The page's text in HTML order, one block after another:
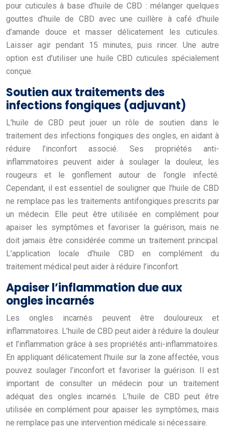
pour cuticules à base d’huile de CBD : mélanger quelques
gouttes d’huile de CBD avec une cuillère à café d’huile
d’amande douce et masser délicatement les cuticules.
Laisser agir pendant 15 minutes, puis rincer. Une autre
option est d’utiliser une huile CBD cuticules spécialement
conçue.
Soutien aux traitements des
infections fongiques (adjuvant)
L’huile de CBD peut jouer un rôle de soutien dans le
traitement des infections fongiques des ongles, en aidant à
réduire l’inconfort associé. Ses propriétés anti-
inflammatoires peuvent aider à soulager la douleur, les
rougeurs et le gonflement autour de l’ongle infecté.
Cependant, il est essentiel de souligner que l’huile de CBD
ne remplace pas les traitements antifongiques prescrits par
un médecin. Elle peut être utilisée en complément pour
apaiser les symptômes et favoriser la guérison, mais ne
doit jamais être considérée comme un traitement principal.
L’application locale d’huile CBD en complément du
traitement médical peut aider à réduire l’inconfort.
Apaiser l’inflammation due aux
ongles incarnés
Les ongles incarnés peuvent être douloureux et
inflammatoires. L’huile de CBD peut aider à réduire la douleur
et l’inflammation grâce à ses propriétés anti-inflammatoires.
En appliquant délicatement l’huile sur la zone affectée, vous
pouvez soulager l’inconfort et favoriser la guérison. Il est
important de consulter un médecin pour un traitement
adéquat des ongles incarnés. L’huile de CBD peut être
utilisée en complément pour apaiser les symptômes, mais
ne remplace pas une intervention médicale si nécessaire.